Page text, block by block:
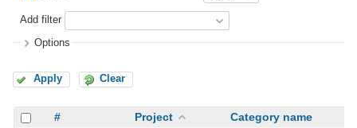
Add filter
Options
Apply Clear
# Project
Category name